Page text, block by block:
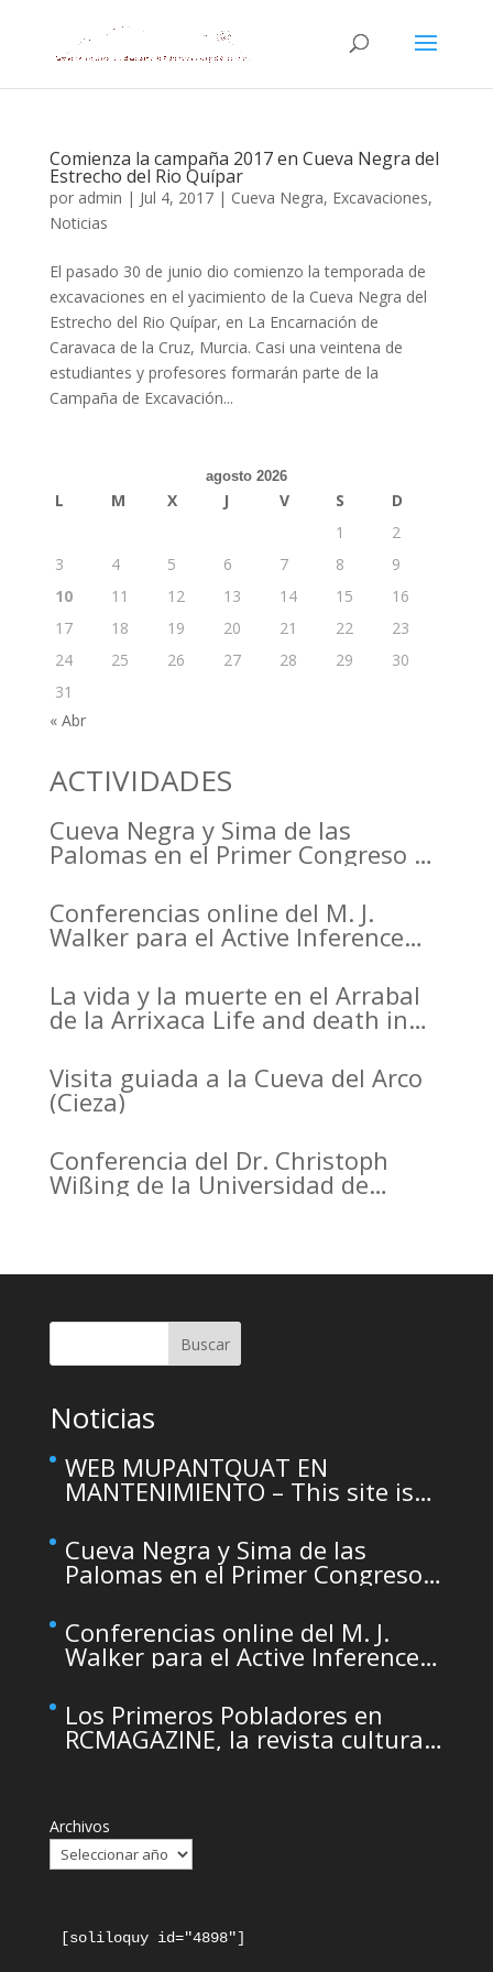
Comienza la campaña 2017 en Cueva Negra del
Estrecho del Rio Quípar
por admin | Jul 4, 2017| Cueva Negra, Excavaciones,
Noticias
El pasado 30 de junio dio comienzo la temporada de
excavaciones en el yacimiento de la Cueva Negra del
Estrecho del Rio Quípar, en La Encarnación de
Caravaca de la Cruz, Murcia. Casi una veintena de
estudiantes y profesores formarán parte de la
Campaña de Excavación...
agosto 2026
L M X J V S
D
1
2
3
4 5 6 7 8
9
10
11 12 13 14 15
16
17
18 19 20 21 22
23
24
25 26 27 28 29
30
31
« Abr
ACTIVIDADES
Cueva Negra y Sima de las
Palomas en el Primer Congreso de
Murcia organizado por el CDL
Conferencias online del M. J.
Walker para el Active Inference
La vida y la muerte en el Arrabal
de la Arrixaca Life and death in
Visita guiada a la Cueva del Arco
(Cieza)
Conferencia del Dr. Christoph
Wißing de la Universidad de
versus early modern humans:
pattern Buscar
Noticias
WEB MUPANTQUAT EN
MANTENIMIENTO – This site is
maintenance
Cueva Negra y Sima de las
Palomas en el Primer Congreso
Murcia organizado por el CDL
Conferencias online del M. J.
Walker para el Active Inference
Los Primeros Pobladores en
RCMAGAZINE, la revista cultural
Archivos
[soliloquy id="4898"]